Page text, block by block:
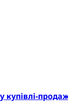
купівлі-